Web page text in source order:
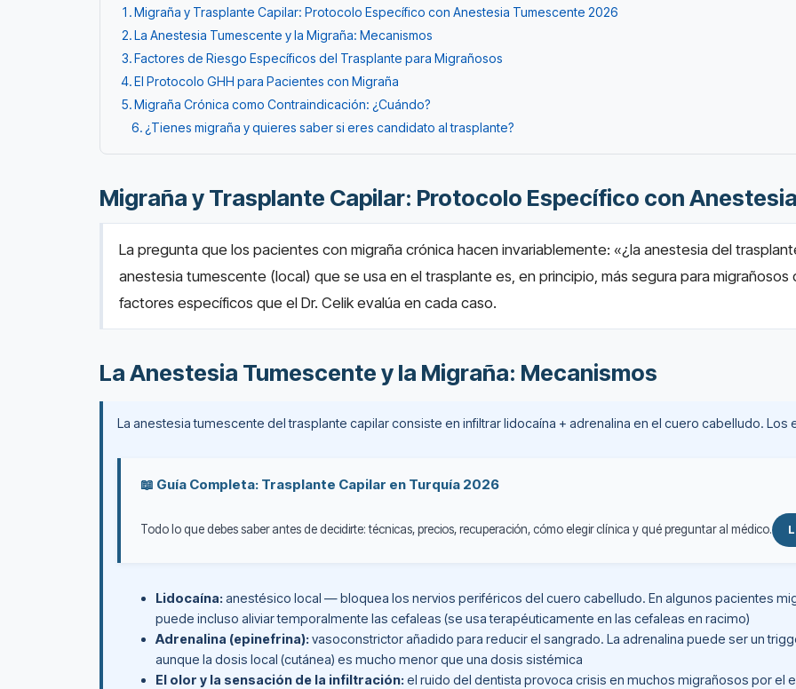
Migraña y Trasplante Capilar: Protocolo Específico con Anestesia Tumescente 2026
La Anestesia Tumescente y la Migraña: Mecanismos
Factores de Riesgo Específicos del Trasplante para Migrañosos
El Protocolo GHH para Pacientes con Migraña
Migraña Crónica como Contraindicación: ¿Cuándo?
¿Tienes migraña y quieres saber si eres candidato al trasplante?
Migraña y Trasplante Capilar: Protocolo Específico con
La pregunta que los pacientes con migraña crónica hacen invariablemente: «¿la anestesia del
anestesia tumescente (local) que se usa en el trasplante es, en principio, más segura para
factores específicos que el Dr. Celik evalúa en cada caso.
La Anestesia Tumescente y la Migraña: Mecanismos
La anestesia tumescente del trasplante capilar consiste en infiltrar lidocaína + adrenalina en el cuero cabelludo. Los
📖 Guía Completa: Trasplante Capilar en Turquía 2026
Todo lo que debes saber antes de decidirte: técnicas, precios, recuperación, cómo elegir clínica y qué preguntar al médico.
Lidocaína: anestésico local — bloquea los nervios periféricos del cuero cabelludo. En algunos pacientes
puede incluso aliviar temporalmente las cefaleas (se usa terapéuticamente en las cefaleas en racimo)
Adrenalina (epinefrina): vasoconstrictor añadido para reducir el sangrado. La adrenalina puede ser un
aunque la dosis local (cutánea) es mucho menor que una dosis sistémica
El olor y la sensación de la infiltración: el ruido del dentista provoca crisis en muchos migrañosos por